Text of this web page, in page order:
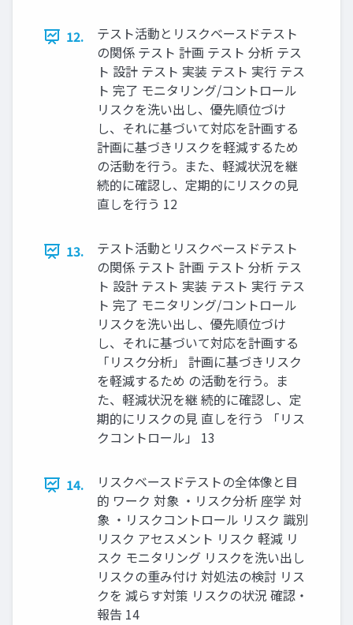
12.
テスト活動とリスクベースドテスト
の関係 テスト 計画 テスト 分析 テス
ト 設計 テスト 実装 テスト 実行 テス
ト 完了 モニタリング/コントロール
リスクを洗い出し、優先順位づけ
し、それに基づいて対応を計画する
計画に基づきリスクを軽減するため
の活動を行う。また、軽減状況を継
続的に確認し、定期的にリスクの見
直しを行う 12
13.
テスト活動とリスクベースドテスト
の関係 テスト 計画 テスト 分析 テス
ト 設計 テスト 実装 テスト 実行 テス
ト 完了 モニタリング/コントロール
リスクを洗い出し、優先順位づけ
し、それに基づいて対応を計画する
「リスク分析」 計画に基づきリスク
を軽減するため の活動を行う。ま
た、軽減状況を継 続的に確認し、定
期的にリスクの見 直しを行う 「リス
クコントロール」 13
14.
リスクベースドテストの全体像と目
的 ワーク 対象 ・リスク分析 座学 対
象 ・リスクコントロール リスク 識別
リスク アセスメント リスク 軽減 リ
スク モニタリング リスクを洗い出し
リスクの重み付け 対処法の検討 リス
クを 減らす対策 リスクの状況 確認・
報告 14